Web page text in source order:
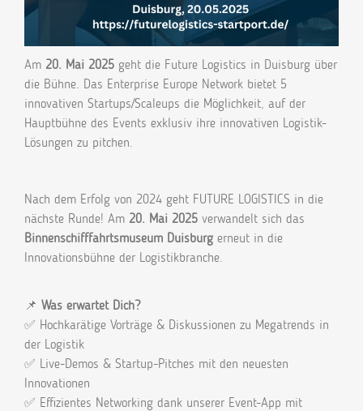
Am 20. Mai 2025 geht die Future Logistics in Duisburg über
die Bühne. Das Enterprise Europe Network bietet 5
innovativen Startups/Scaleups die Möglichkeit, auf der
Hauptbühne des Events exklusiv ihre innovativen Logistik-
Lösungen zu pitchen.
Nach dem Erfolg von 2024 geht FUTURE LOGISTICS in die
nächste Runde! Am 20. Mai 2025 verwandelt sich das
Binnenschifffahrtsmuseum Duisburg erneut in die
Innovationsbühne der Logistikbranche.
📌 Was erwartet Dich?
✅ Hochkarätige Vorträge & Diskussionen zu Megatrends in
der Logistik
✅ Live-Demos & Startup-Pitches mit den neuesten
Innovationen
✅ Effizientes Networking dank unserer Event-App mit